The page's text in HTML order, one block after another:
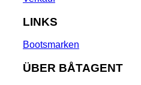
LINKS
Bootsmarken
ÜBER BÅTAGENT